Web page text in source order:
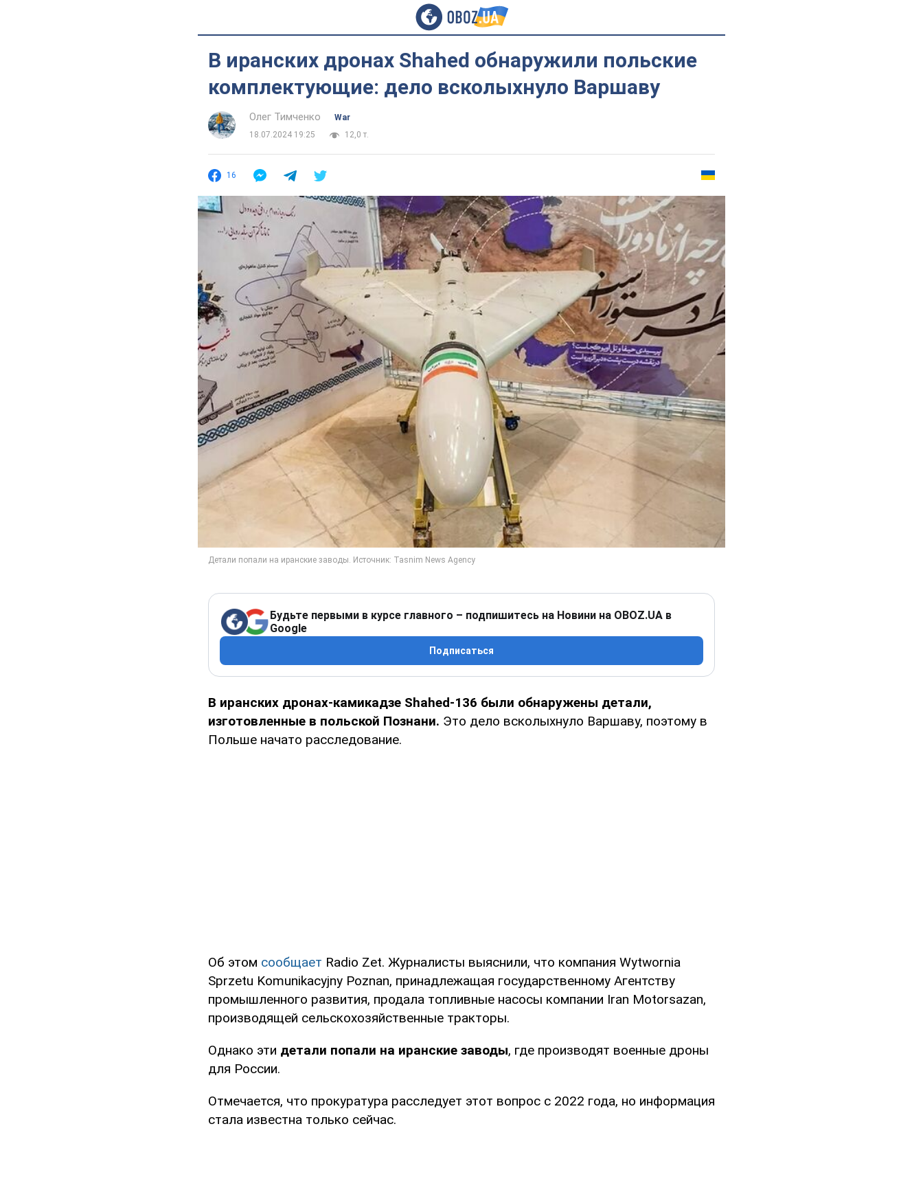
В иранских дронах Shahed обнаружили польские
комплектующие: дело всколыхнуло Варшаву
Олег Тимченко
War
18.07.2024 19:25
12,0 т.
16
Будьте первыми в курсе главного – подпишитесь на Новини на OBOZ.UA в
Google
Подписаться
В иранских дронах-камикадзе Shahed-136 были обнаружены детали,
изготовленные в польской Познани. Это дело всколыхнуло Варшаву, поэтому в
Польше начато расследование.
Об этом сообщает Radio Zet. Журналисты выяснили, что компания Wytwornia
Sprzetu Komunikacyjny Poznan, принадлежащая государственному Агентству
промышленного развития, продала топливные насосы компании Iran Motorsazan,
производящей сельскохозяйственные тракторы.
Однако эти детали попали на иранские заводы, где производят военные дроны
для России.
Отмечается, что прокуратура расследует этот вопрос с 2022 года, но информация
стала известна только сейчас.